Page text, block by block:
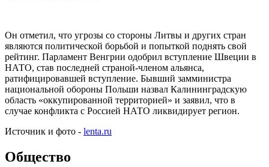
Он отметил, что угрозы со стороны Литвы и других стран
являются политической борьбой и попыткой поднять свой
рейтинг. Парламент Венгрии одобрил вступление Швеции в
НАТО, став последней страной-членом альянса,
ратифицировавшей вступление. Бывший замминистра
национальной обороны Польши назвал Калининградскую
область «оккупированной территорией» и заявил, что в
случае конфликта с Россией НАТО ликвидирует регион.
Источник и фото - lenta.ru
Общество